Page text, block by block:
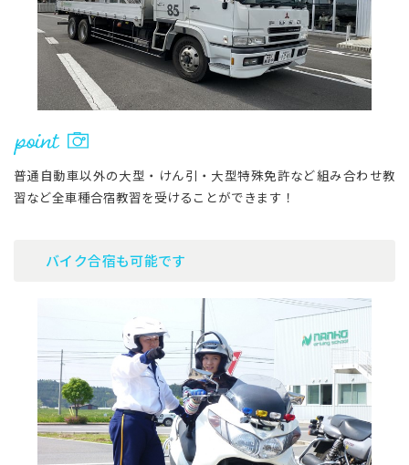
普通自動車以外の大型・けん引・大型特殊免許など組み合わせ教
習など全車種合宿教習を受けることができます！
バイク合宿も可能です